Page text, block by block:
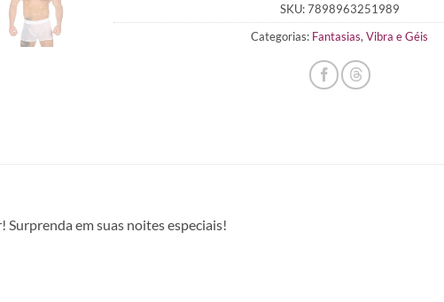
SKU:7898963251989
Categorias: Fantasias, Vibra e Géis
em suas noites especiais!